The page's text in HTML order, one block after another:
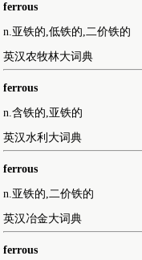
ferrous
n.亚铁的,低铁的,二价铁的
英汉农牧林大词典
ferrous
n.含铁的,亚铁的
英汉水利大词典
ferrous
n.亚铁的,二价铁的
英汉冶金大词典
ferrous